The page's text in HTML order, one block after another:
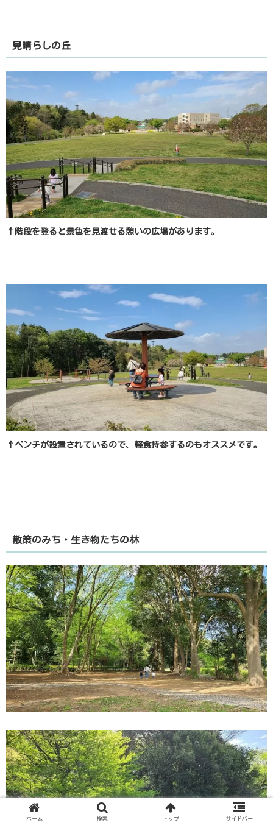
見晴らしの丘
↑階段を登ると景色を見渡せる憩いの広場があります。
↑ベンチが設置されているので、軽食持参するのもオススメです。
散策のみち・生き物たちの林
ホーム 検索 トップ サイドバー